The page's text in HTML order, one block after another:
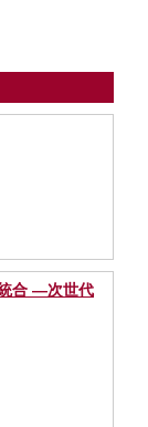
合 ―次世代